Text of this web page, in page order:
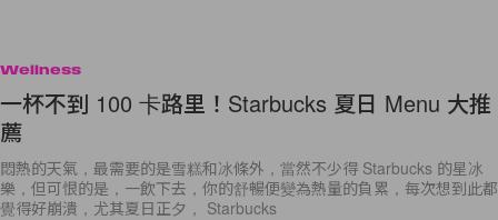
Wellness
一杯不到 100 卡路里！Starbucks 夏日 Menu 大推
薦
悶熱的天氣，最需要的是雪糕和冰條外，當然不少得 Starbucks 的星冰
樂，但可恨的是，一飲下去，你的舒暢便變為熱量的負累，每次想到此都
覺得好崩潰，尤其夏日正夕， Starbucks